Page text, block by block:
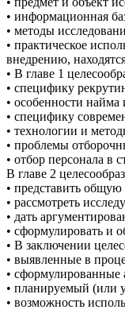
• информационная
• методы
• практическое
внедрению,
• В главе 1
• специфику
• особенности найма
• специфику
• технологии и
• проблемы
• отбор персонала в
В главе 2
• представить
• рассмотреть
• дать
• сформулировать и
• В заключении
• выявленные в
• сформулированные
• планируемый (или
• возможность